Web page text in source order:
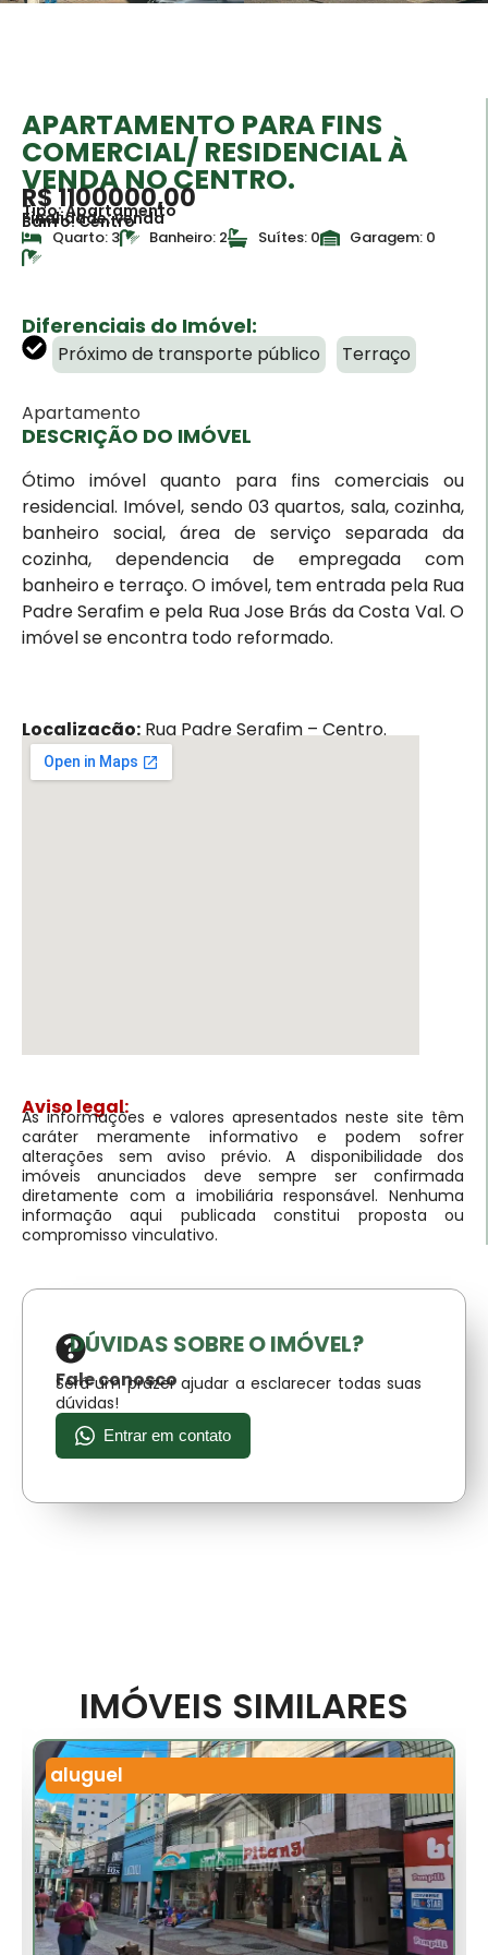
APARTAMENTO PARA FINS
COMERCIAL/ RESIDENCIAL À
VENDA NO CENTRO.
R$ 1100000,00
Tipo: Apartamento
Finalidade: venda
Bairro: Centro
Quarto: 3 Banheiro: 2 Suítes: 0 Garagem: 0
Diferenciais do Imóvel:
Próximo de transporte público Terraço
Apartamento
DESCRIÇÃO DO IMÓVEL
Ótimo imóvel quanto para fins comerciais ou
residencial. Imóvel, sendo 03 quartos, sala, cozinha,
banheiro social, área de serviço separada da
cozinha, dependencia de empregada com
banheiro e terraço. O imóvel, tem entrada pela Rua
Padre Serafim e pela Rua Jose Brás da Costa Val. O
imóvel se encontra todo reformado.
Localização:Rua Padre Serafim – Centro.
Aviso legal:
As informações e valores apresentados neste site têm
caráter meramente informativo e podem sofrer
alterações sem aviso prévio. A disponibilidade dos
imóveis anunciados deve sempre ser confirmada
diretamente com a imobiliária responsável. Nenhuma
informação aqui publicada constitui proposta ou
compromisso vinculativo.
DÚVIDAS SOBRE O IMÓVEL?
Fale conosco
Será um prazer ajudar a esclarecer todas suas
dúvidas!
Entrar em contato
IMÓVEIS SIMILARES
aluguel